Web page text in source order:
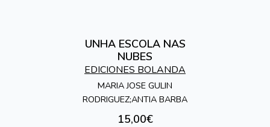
UNHA ESCOLA NAS
NUBES
EDICIONES BOLANDA
MARIA JOSE GULIN
RODRIGUEZ;ANTIA BARBA
15,00€